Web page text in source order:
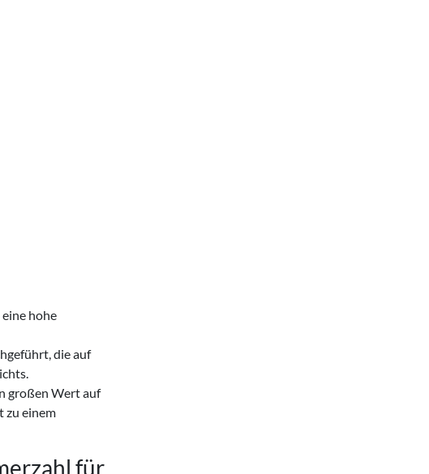
hohe
die auf
großen Wert auf
zu einem
für